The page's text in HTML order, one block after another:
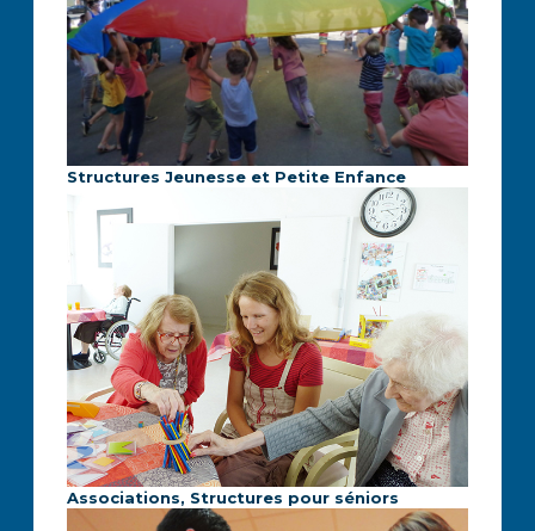
Structures Jeunesse et Petite Enfance
Associations, Structures pour séniors